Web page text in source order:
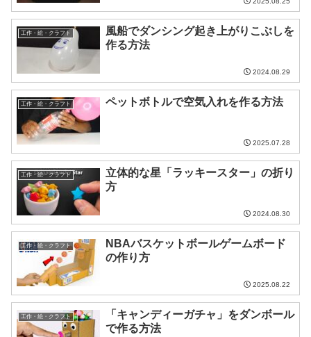
工作・絵・クラフト
風船でダンシング起き上がりこぶしを
作る方法
2024.08.29
工作・絵・クラフト ペットボトルで空気入れを作る方法
2025.07.28
工作・絵・クラフト
立体的な星「ラッキースター」の折り
方
2024.08.30
工作・絵・クラフト
NBAバスケットボールゲームボード
の作り方
2025.08.22
工作・絵・クラフト
「キャンディーガチャ」をダンボール
で作る方法